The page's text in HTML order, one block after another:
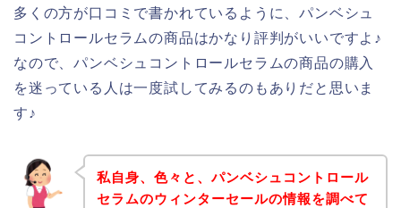
多くの方が口コミで書かれているように、パンベシュ
コントロールセラムの商品はかなり評判がいいですよ♪
なので、パンベシュコントロールセラムの商品の購入
を迷っている人は一度試してみるのもありだと思いま
す♪
私自身、色々と、パンベシュコントロール
セラムのウィンターセールの情報を調べて